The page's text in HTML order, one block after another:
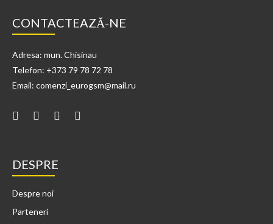
CONTACTEAZĂ-NE
Adresa: mun. Chisinau
Telefon: +373 79 78 72 78
Email: comenzi_eurogsm@mail.ru
DESPRE
Despre noi
Parteneri